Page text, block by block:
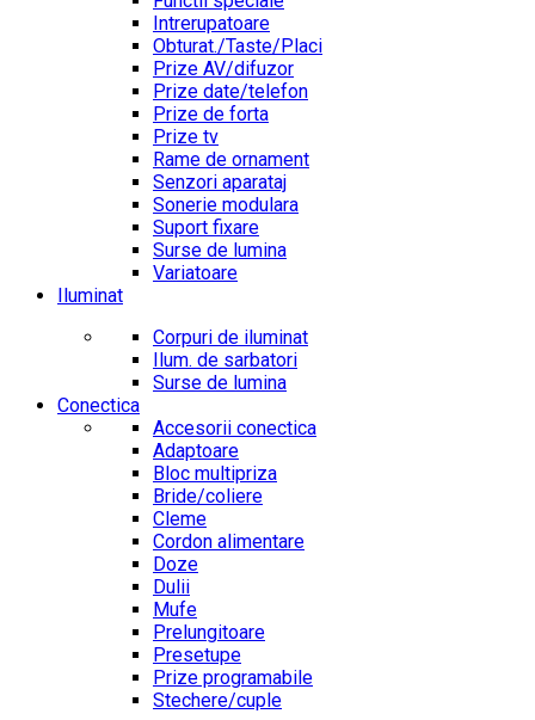
Intrerupatoare
Obturat./Taste/Placi
Prize AV/difuzor
Prize date/telefon
Prize de forta
Prize tv
Rame de ornament
Senzori aparataj
Sonerie modulara
Suport fixare
Surse de lumina
Variatoare
Iluminat
Corpuri de iluminat
Ilum. de sarbatori
Surse de lumina
Conectica
Accesorii conectica
Adaptoare
Bloc multipriza
Bride/coliere
Cleme
Cordon alimentare
Doze
Dulii
Mufe
Prelungitoare
Presetupe
Prize programabile
Stechere/cuple